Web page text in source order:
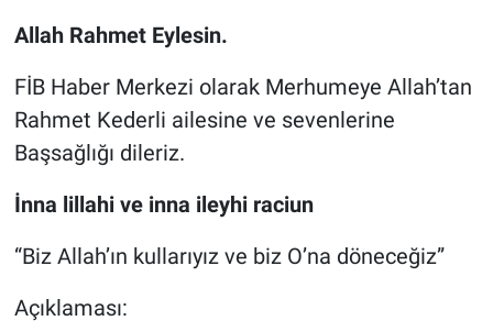
Allah Rahmet Eylesin.
FİB Haber Merkezi olarak Merhumeye Allah’tan
Rahmet Kederli ailesine ve sevenlerine
Başsağlığı dileriz.
İnna lillahi ve inna ileyhi raciun
“Biz Allah’ın kullarıyız ve biz O’na döneceğiz”
Açıklaması:
Kayseri
Niğde
Aksaray
Kırşehir
Yerel
Genel